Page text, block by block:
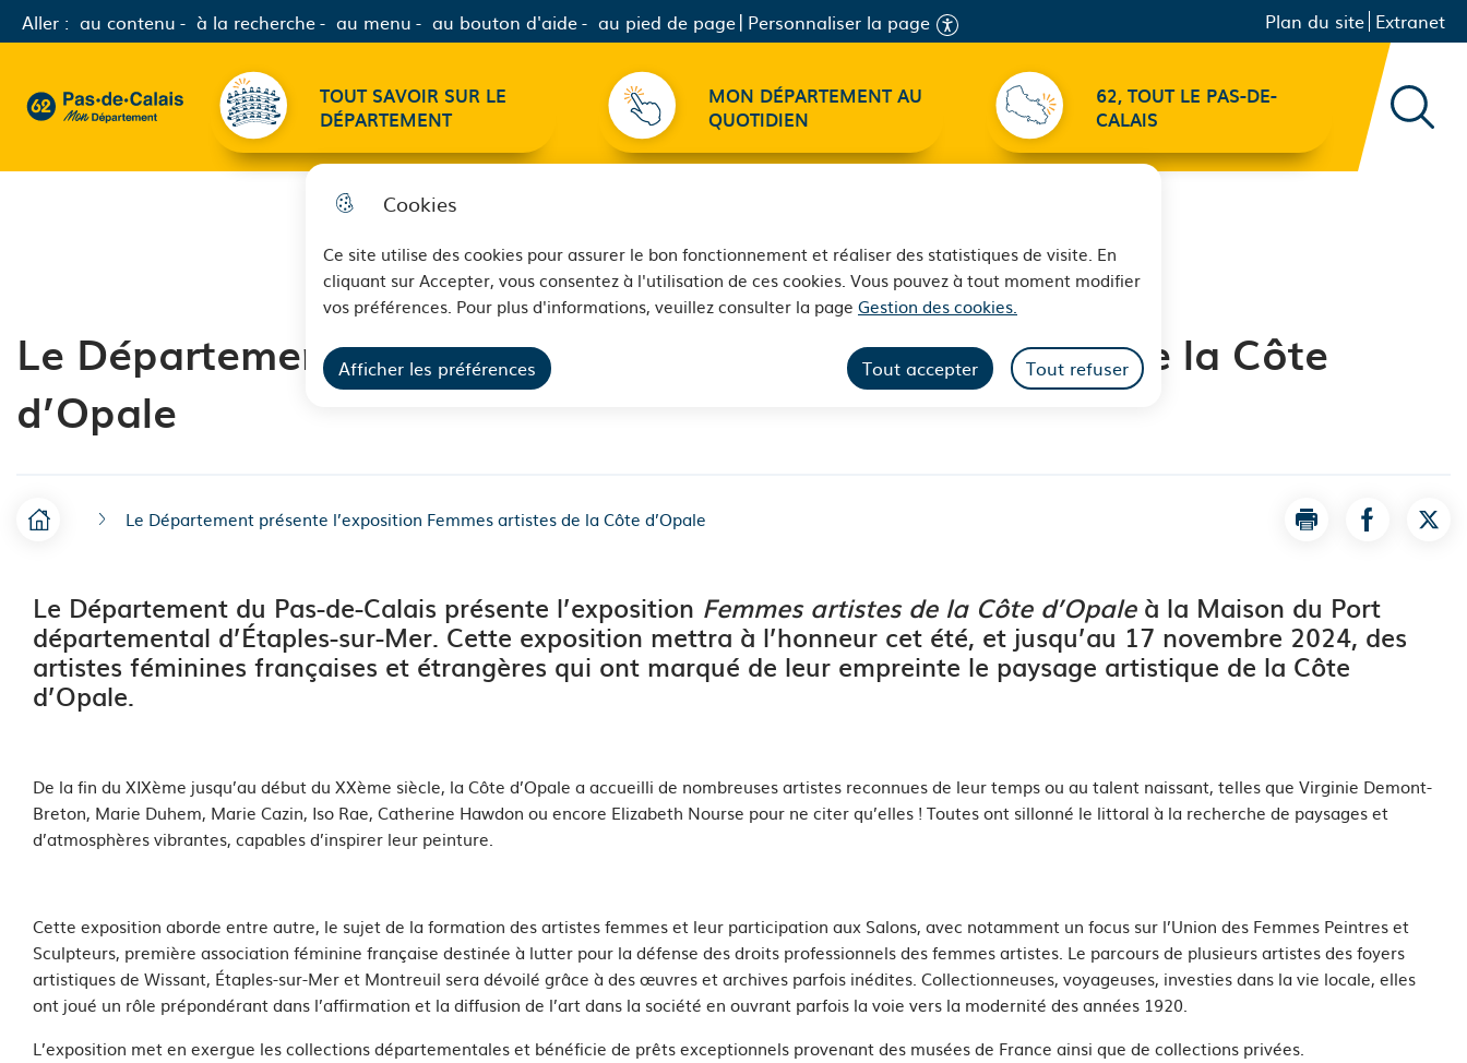
Cookies
Ce site utilise des cookies pour assurer le bon fonctionnement et réaliser des statistiques de visite. En
cliquant sur Accepter, vous consentez à l'utilisation de ces cookies. Vous pouvez à tout moment modifier
vos préférences. Pour plus d'informations, veuillez consulter la page Gestion des cookies.
Afficher les préférences Tout accepter Tout refuser
Aller : au contenu à la recherche au menu au bouton d'aide au pied de page Personnaliser la page Menu principal
Navigation
secondaire
Plan du site Extranet
62 - Pas-de-Calais Mon Département - Retour à l'accueil
Menu principal
TOUT SAVOIR SUR LE
DÉPARTEMENT
MON DÉPARTEMENT AU
QUOTIDIEN
62, TOUT LE PAS-DE-
CALAIS
Le Département présente l’exposition Femmes artistes de la Côte
d’Opale
F
d
n
e
Accueil Le Département présente l’exposition Femmes artistes de la Côte d’Opale Imprimer la page
Partager la
Le Département du Pas-de-Calais présente l’exposition Femmes artistes de la Côte d’Opaleà la Maison du Port
départemental d’Étaples-sur-Mer. Cette exposition mettra à l’honneur cet été, et jusqu’au 17 novembre 2024, des
artistes féminines françaises et étrangères qui ont marqué de leur empreinte le paysage artistique de la Côte
d’Opale.
De la fin du XIXème jusqu’au début du XXème siècle, la Côte d’Opale a accueilli de nombreuses artistes reconnues de leur temps ou au talent naissant, telles que Virginie Demont-
Breton, Marie Duhem, Marie Cazin, Iso Rae, Catherine Hawdon ou encore Elizabeth Nourse pour ne citer qu’elles ! Toutes ont sillonné le littoral à la recherche de paysages et
d’atmosphères vibrantes, capables d’inspirer leur peinture.
Cette exposition aborde entre autre, le sujet de la formation des artistes femmes et leur participation aux Salons, avec notamment un focus sur l’Union des Femmes Peintres et
Sculpteurs, première association féminine française destinée à lutter pour la défense des droits professionnels des femmes artistes. Le parcours de plusieurs artistes des foyers
artistiques de Wissant, Étaples-sur-Mer et Montreuil sera dévoilé grâce à des œuvres et archives parfois inédites. Collectionneuses, voyageuses, investies dans la vie locale, elles
ont joué un rôle prépondérant dans l’affirmation et la diffusion de l’art dans la société en ouvrant parfois la voie vers la modernité des années 1920.
L’exposition met en exergue les collections départementales et bénéficie de prêts exceptionnels provenant des musées de France ainsi que de collections privées.